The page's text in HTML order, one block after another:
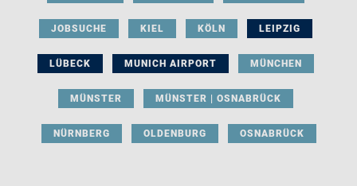
JOBSUCHE KIEL KÖLN LEIPZIG
LÜBECK MUNICH AIRPORT MÜNCHEN
MÜNSTER MÜNSTER | OSNABRÜCK
NÜRNBERG OLDENBURG OSNABRÜCK